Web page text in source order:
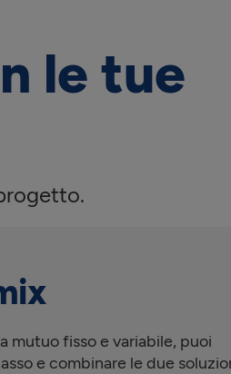
le tue
mutuo fisso e variabile, puoi
e combinare le due